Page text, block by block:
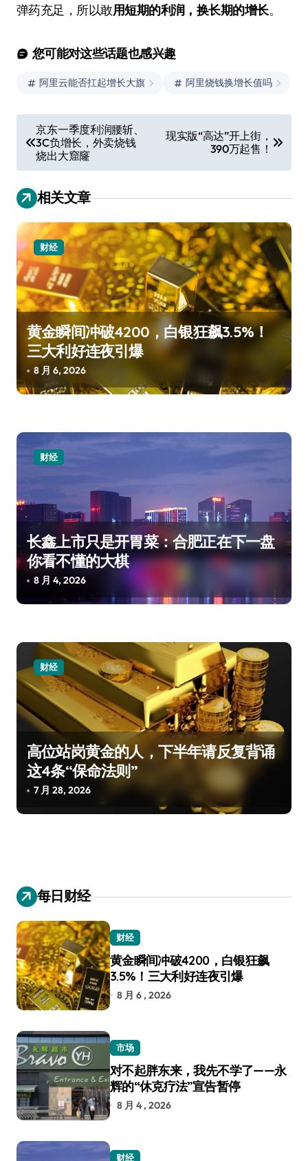
弹药充足，所以敢用短期的利润，换长期的增长。
您可能对这些话题也感兴趣
阿里云能否扛起增长大旗 阿里烧钱换增长值吗
章
导
航
京东一季度利润腰斩、
3C负增长，外卖烧钱
烧出大窟窿
现实版“高达”开上街，
390万起售！
相关文章
财经
黄金瞬间冲破4200，白银狂飙3.5%！
三大利好连夜引爆
8 月 6, 2026
财经
长鑫上市只是开胃菜：合肥正在下一盘
你看不懂的大棋
8 月 4, 2026
财经
高位站岗黄金的人，下半年请反复背诵
这4条“保命法则”
7 月 28, 2026
每日财经
财经
黄金瞬间冲破4200，白银狂飙
3.5%！三大利好连夜引爆
8 月 6 , 2026
市场
对不起胖东来，我先不学了——永
辉的“休克疗法”宣告暂停
8 月 4 , 2026
财经